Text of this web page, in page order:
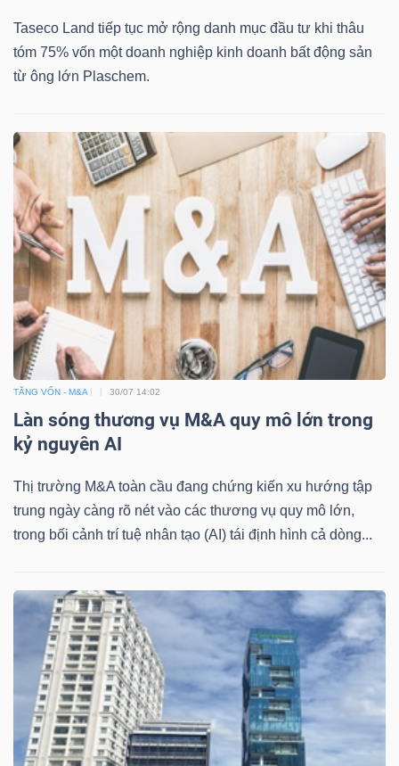
Taseco Land tiếp tục mở rộng danh mục đầu tư khi thâu
tóm 75% vốn một doanh nghiệp kinh doanh bất động sản
từ ông lớn Plaschem.
TĂNG VỐN - M&A 30/07 14:02
Làn sóng thương vụ M&A quy mô lớn trong
kỷ nguyên AI
Thị trường M&A toàn cầu đang chứng kiến xu hướng tập
trung ngày càng rõ nét vào các thương vụ quy mô lớn,
trong bối cảnh trí tuệ nhân tạo (AI) tái định hình cả dòng...
(-)
của
tác
giả
(-)
Báo
cáo
phân
tích
(-)
Thuật
ngữ
(-)
Dịch
(-)
Đào